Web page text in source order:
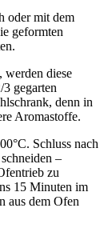
oder mit dem
geformten
werden diese
gegarten
denn in
Aromastoffe.
Schluss nach
–
zu
15 Minuten im
aus dem Ofen